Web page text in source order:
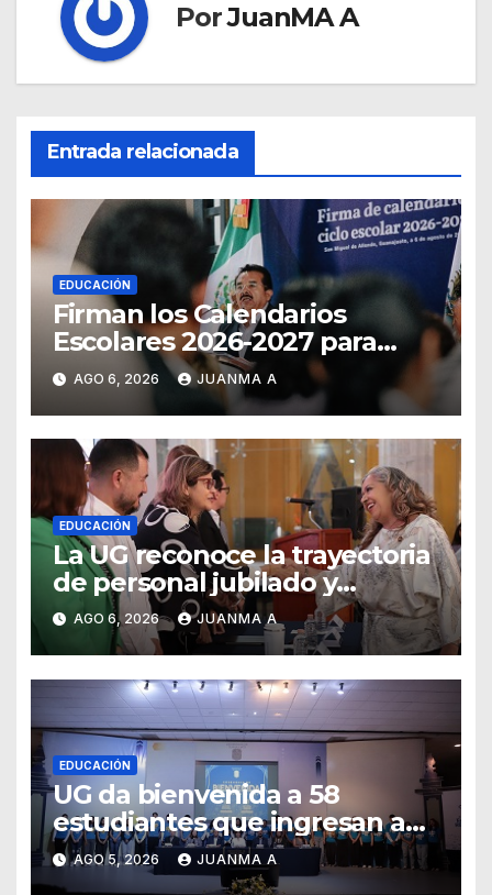
PorJuanMA A
Entrada relacionada
EDUCACIÓN
Firman los Calendarios
Escolares 2026-2027 para
Guanajuato
AGO 6, 2026 JUANMA A
EDUCACIÓN
La UG reconoce la trayectoria
de personal jubilado y
agradece su legado
AGO 6, 2026 JUANMA A
EDUCACIÓN
UG da bienvenida a 58
estudiantes que ingresan a
través de los programas de
equidad
AGO 5, 2026 JUANMA A